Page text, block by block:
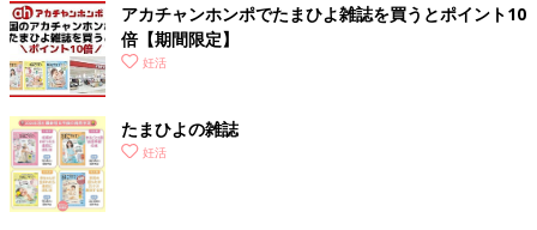
アカチャンホンポでたまひよ雑誌を買うとポイント10
倍【期間限定】
妊活
たまひよの雑誌
妊活